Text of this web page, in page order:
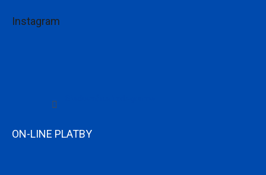
Instagram
ON-LINE PLATBY